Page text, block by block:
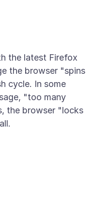
the latest Firefox
the browser "spins
cycle. In some
"too many
the browser "locks